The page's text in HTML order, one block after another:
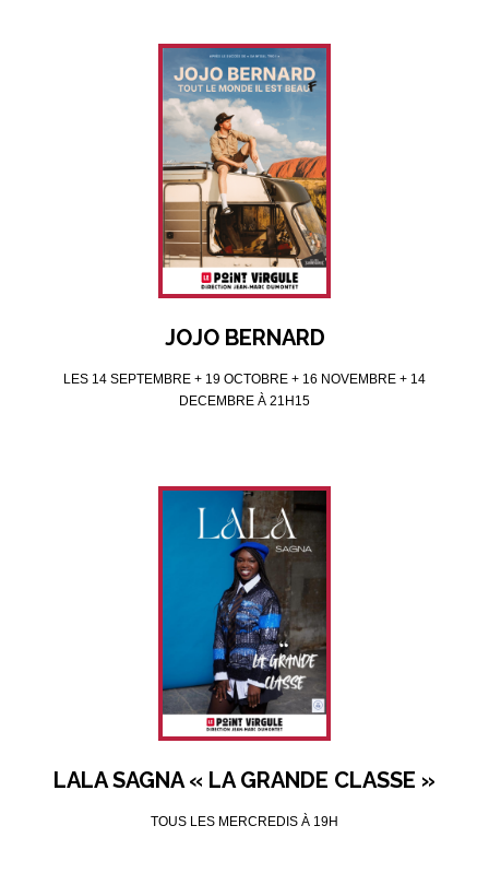
JOJO BERNARD
LES 14 SEPTEMBRE + 19 OCTOBRE + 16 NOVEMBRE + 14
DECEMBRE À 21H15
LALA SAGNA « LA GRANDE CLASSE »
TOUS LES MERCREDIS À 19H